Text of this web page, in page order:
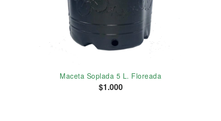
Maceta Soplada 5 L. Floreada
$1.000